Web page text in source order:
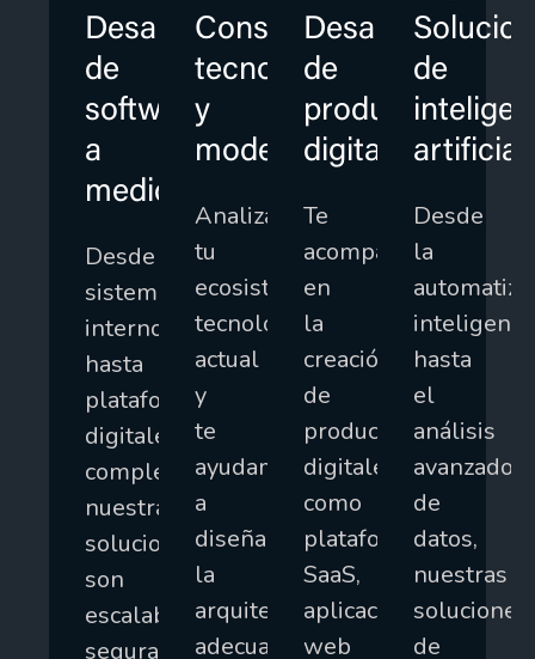
Desarrollo
de
software
a
medida
Desde
sistemas
internos
hasta
plataformas
digitales
complejas,
nuestras
soluciones
son
escalables,
seguras
Consultoría
tecnológica
y
modernización
Analizamos
tu
ecosistema
tecnológico
actual
y
te
ayudamos
a
diseñar
la
arquitectura
adecuada
Desarrollo
de
producto
digital
Te
acompañamos
en
la
creación
de
productos
digitales,
como
plataformas
SaaS,
aplicaciones
web
de
artificial
Desde
la
inteligente
hasta
el
análisis
avanzado
de
datos,
nuestras
soluciones
de